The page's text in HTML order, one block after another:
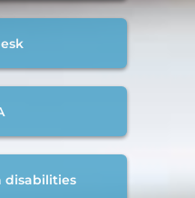
disabilities